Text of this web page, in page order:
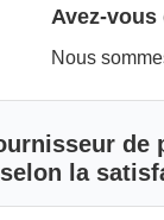
Avez-
Nous
de
selon la